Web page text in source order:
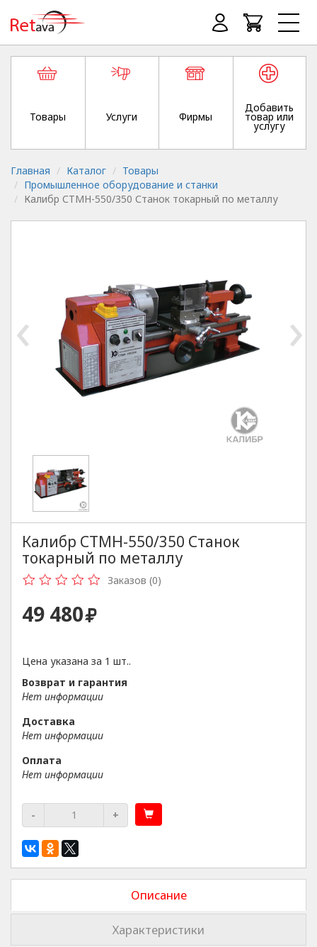
Товары Услуги Фирмы
Добавить
товар или
услугу
Главная Каталог
Товары
Промышленное оборудование и станки
Калибр СТМН-550/350 Станок токарный по металлу
‹ ›
Калибр СТМН-550/350 Станок
токарный по металлу
Заказов (0)
49 480
Цена указана за 1 шт..
Возврат и гарантия
Нет информации
Доставка
Нет информации
Оплата
Нет информации
- +
Описание
Характеристики